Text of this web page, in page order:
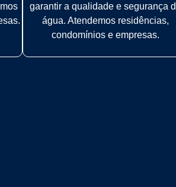
garantir a qualidade e segurança
água. Atendemos residências,
condomínios e empresas.